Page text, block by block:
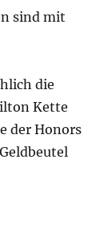
sind mit
die
Kette
der Honors